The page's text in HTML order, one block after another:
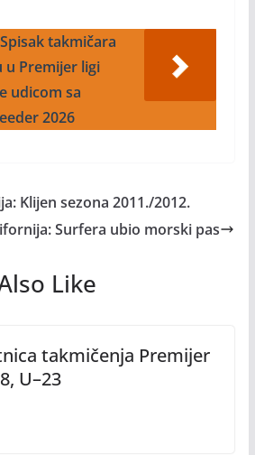
Spisak takmičara
u Premijer ligi
udicom sa
2026
Klijen sezona 2011./2012.
Surfera ubio morski pas
Like
takmičenja Premijer
U–23